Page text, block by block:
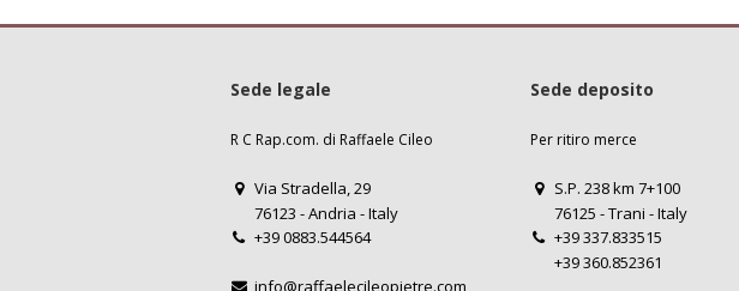
Sede legale
R C Rap.com. di Raffaele Cileo
Via Stradella, 29
76123 - Andria - Italy
+39 0883.544564
info@raffaelecileopietre.com
Sede deposito
Per ritiro merce
S.P. 238 km 7+100
76125 - Trani - Italy
+39 337.833515
+39 360.852361